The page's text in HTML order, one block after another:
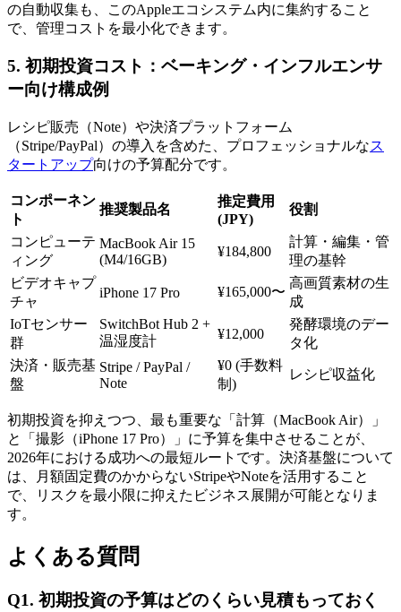
の自動収集も、このAppleエコシステム内に集約すること
で、管理コストを最小化できます。
5. 初期投資コスト：ベーキング・インフルエンサ
ー向け構成例
レシピ販売（Note）や決済プラットフォーム
（Stripe/PayPal）の導入を含めた、プロフェッショナルなス
タートアップ向けの予算配分です。
コンポーネン
ト
推奨製品名
推定費用
(JPY)
役割
コンピューテ
ィング
MacBook Air 15
(M4/16GB)
¥184,800
計算・編集・管
理の基幹
ビデオキャプ
チャ
iPhone 17 Pro ¥165,000〜
高画質素材の生
成
IoTセンサー
群
SwitchBot Hub 2 +
温湿度計
¥12,000
発酵環境のデー
タ化
決済・販売基
盤
Stripe / PayPal /
Note
¥0 (手数料
制)
レシピ収益化
初期投資を抑えつつ、最も重要な「計算（MacBook Air）」
と「撮影（iPhone 17 Pro）」に予算を集中させることが、
2026年における成功への最短ルートです。決済基盤について
は、月額固定費のかからないStripeやNoteを活用すること
で、リスクを最小限に抑えたビジネス展開が可能となりま
す。
よくある質問
Q1. 初期投資の予算はどのくらい見積もっておく